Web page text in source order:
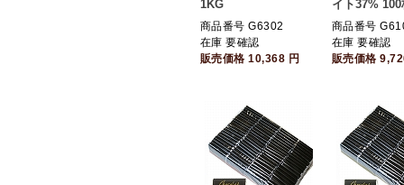
1KG
商品番号 G6302
在庫 要確認
販売価格10,368 円
イト37% 100
商品番号
在庫 要確認
販売価格